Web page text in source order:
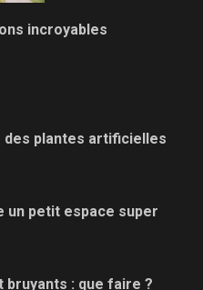
incroyables
des plantes artificielles
un petit espace super
bruyants : que faire ?